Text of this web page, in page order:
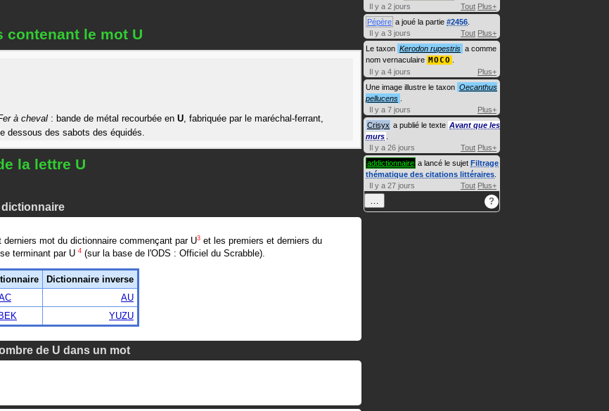
contenant le mot U
à cheval : bande de métal recourbée en U, fabriquée par le maréchal-ferrant,
dessous des sabots des équidés.
la lettre U
dictionnaire
derniers mot du dictionnaire commençant par U3 et les premiers et derniers du
terminant par U 4 (sur la base de l'ODS : Officiel du Scrabble).
Dictionnaire inverse
AU
YUZU
de U dans un mot
Il y a 2 jours
Tout Plus+
Pépère a joué la partie #2456
Il y a 3 jours
Tout Plus+
Le taxon Kerodon rupestris a comme
nom vernaculaire MOCO
Il y a 4 jours
Plus+
Une image illustre le taxon Oecanthus
pellucens
Il y a 7 jours
Plus+
Crisyx a publié le texte Avant que les
murs
Il y a 26 jours
Tout Plus+
addictionnaire a lancé le sujet Filtrage
thématique des citations littéraires
Il y a 27 jours
Tout Plus+
… ?